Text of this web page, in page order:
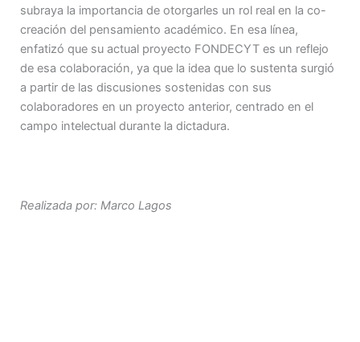
subraya la importancia de otorgarles un rol real en la co-
creación del pensamiento académico. En esa línea,
enfatizó que su actual proyecto FONDECYT es un reflejo
de esa colaboración, ya que la idea que lo sustenta surgió
a partir de las discusiones sostenidas con sus
colaboradores en un proyecto anterior, centrado en el
campo intelectual durante la dictadura.
Realizada por: Marco Lagos